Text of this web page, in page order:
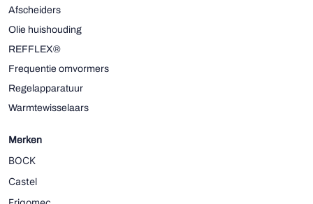
Afscheiders
Olie huishouding
REFFLEX®
Frequentie omvormers
Regelapparatuur
Warmtewisselaars
Merken
BOCK
Castel